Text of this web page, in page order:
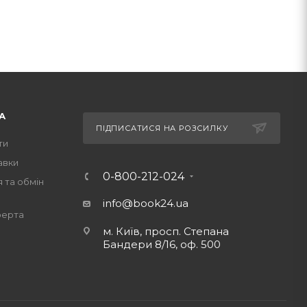
обмін
ПІДПИСАТИСЯ НА РОЗСИЛКУ
0-800-212-024
info@book24.ua
м. Київ, просп. Степана
Бандери 8/16, оф. 500